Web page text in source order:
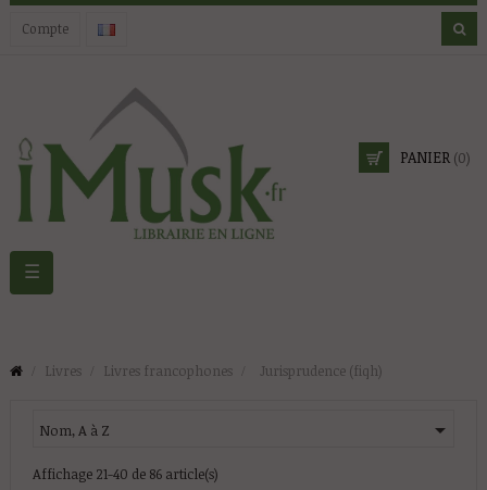
Compte
PANIER (0)
Basculer
la
☰
Livres Livres francophones Jurisprudence (fiqh)
Nom, A à Z 
Affichage 21-40 de 86 article(s)